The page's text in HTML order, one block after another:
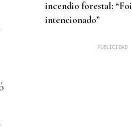
incendio forestal: “Foi
intencionado”